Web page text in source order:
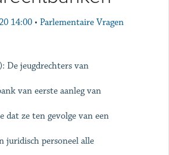
14:00 • Parlementaire Vragen
De jeugdrechters van
van eerste aanleg van
dat ze ten gevolge van een
juridisch personeel alle